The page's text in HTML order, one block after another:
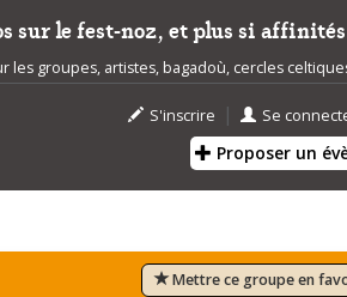
sur le fest-noz, et plus si
les groupes, artistes, bagadoù, cercles
S'inscrire | Se
Proposer un
Mettre ce groupe en